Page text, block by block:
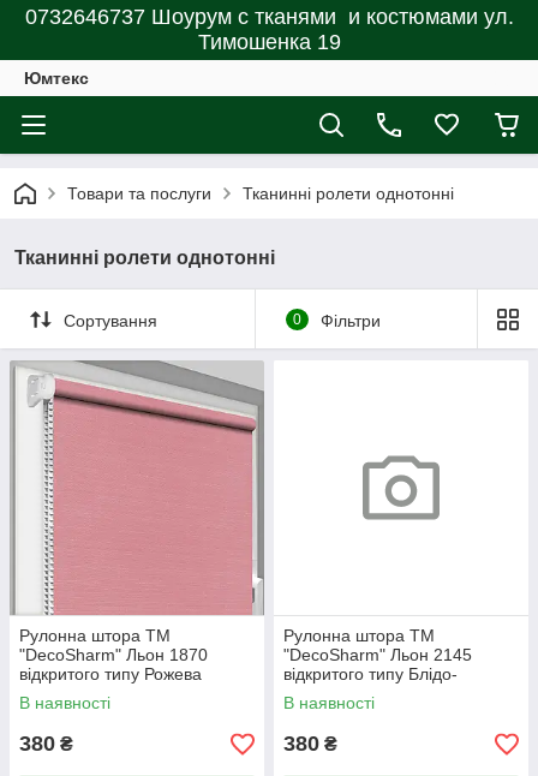
0732646737 Шоурум с тканями и костюмами ул.
Тимошенка 19
Юмтекс
Товари та послуги Тканинні ролети однотонні
Тканинні ролети однотонні
Сортування 0 Фільтри
Рулонна штора ТМ
"DecoSharm" Льон 1870
відкритого типу Рожева
В наявності
380 ₴
Рулонна штора ТМ
"DecoSharm" Льон 2145
відкритого типу Блідо-
рожевий
В наявності
380 ₴